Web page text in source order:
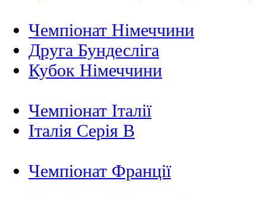
Чемпіонат Німеччини
Друга Бундесліга
Кубок Німеччини
Чемпіонат Італії
Італія Серія B
Чемпіонат Франції